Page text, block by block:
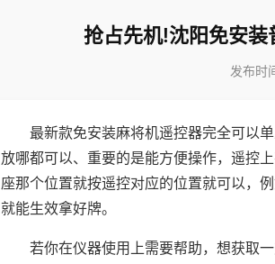
抢占先机!沈阳免安
发布时
最新款免安装麻将机遥控器完全可以
放哪都可以、重要的是能方便操作，遥控
座那个位置就按遥控对应的位置就可以，
就能生效拿好牌。
若你在仪器使用上需要帮助，想获取